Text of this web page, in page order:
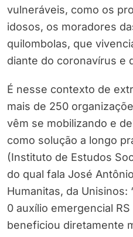
vulneráveis, como os
idosos, os moradores
quilombolas, que
diante do coronavírus e
É nesse contexto de
mais de 250
vêm se mobilizando e
como solução a longo
(Instituto de Estudos
do qual fala José
Humanitas, da
0 auxílio emergencial
beneficiou diretamente